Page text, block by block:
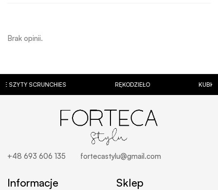
Brak opinii.
SCRUNCHIES RĘKODZIEŁO KUBKI Z
+48 693 606 135 fortecastylu@gmail.com
Informacje Sklep